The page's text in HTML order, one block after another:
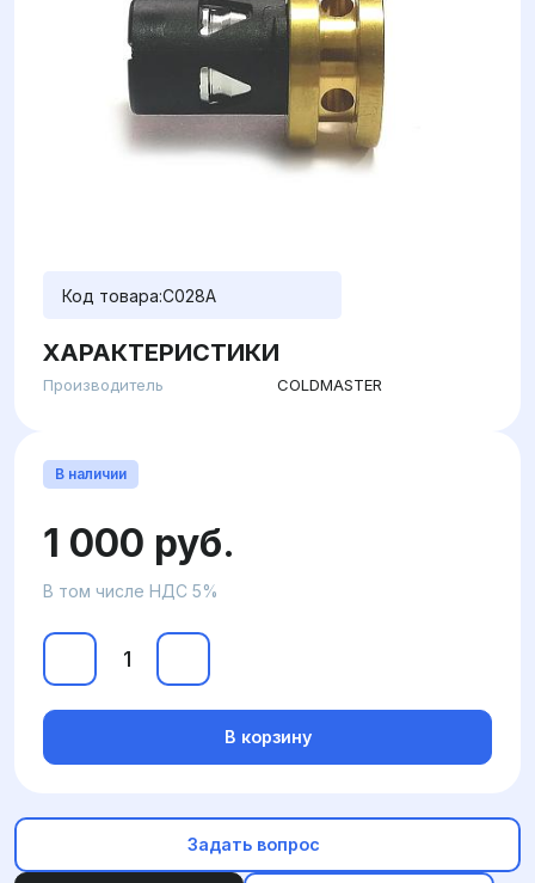
Код товара:C028A
ХАРАКТЕРИСТИКИ
Производитель COLDMASTER
В наличии
1 000 руб.
В том числе НДС 5%
В корзину
Задать вопрос